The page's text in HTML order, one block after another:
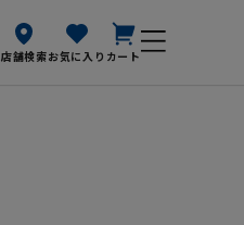
店舗検索お気に入り カート